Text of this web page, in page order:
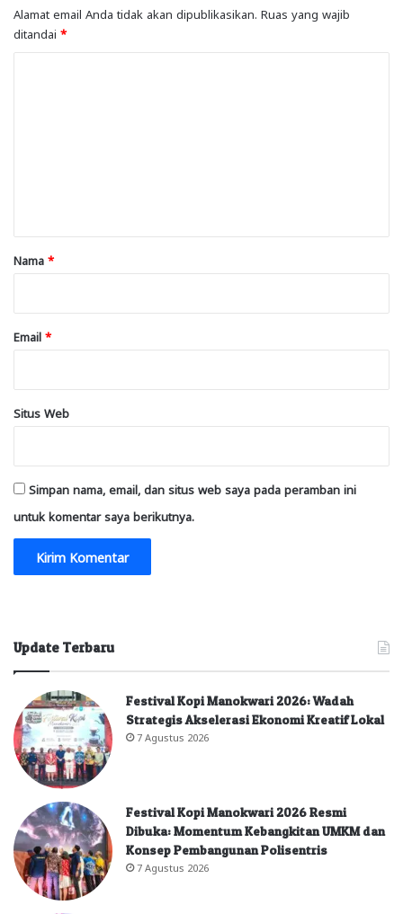
Alamat email Anda tidak akan dipublikasikan. Ruas yang wajib
ditandai *
rNama *
Email *
Situs Web
Simpan nama, email, dan situs web saya pada peramban ini
untuk komentar saya berikutnya.
Update Terbaru
Festival Kopi Manokwari 2026: Wadah
Strategis Akselerasi Ekonomi Kreatif Lokal
7 Agustus 2026
Festival Kopi Manokwari 2026 Resmi
Dibuka: Momentum Kebangkitan UMKM dan
Konsep Pembangunan Polisentris
7 Agustus 2026